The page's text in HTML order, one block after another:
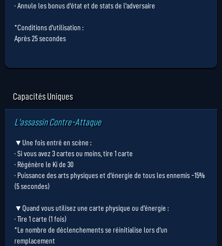
· Annule les bonus d'état et de stats de l'adversaire
*Conditions d'utilisation :
Après 25 secondes
Capacités Uniques
L'assassin Contre-Attaque
▼Une fois entré en scène :
· Si vous avez 3 cartes ou moins, tire 1 carte
· Régénère le Ki de 30
· Puissance des arts physiques et d'énergie de tous les ennemis -15%
(5 secondes)
▼Quand vous utilisez une carte physique ou d'énergie :
· Tire 1 carte (1 fois)
*Le nombre de déclenchements se réinitialise lors d'un
remplacement